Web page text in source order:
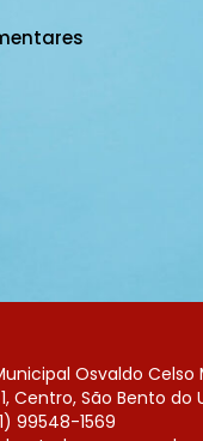
Municipal Osvaldo
Centro, São Bento do
99548-1569